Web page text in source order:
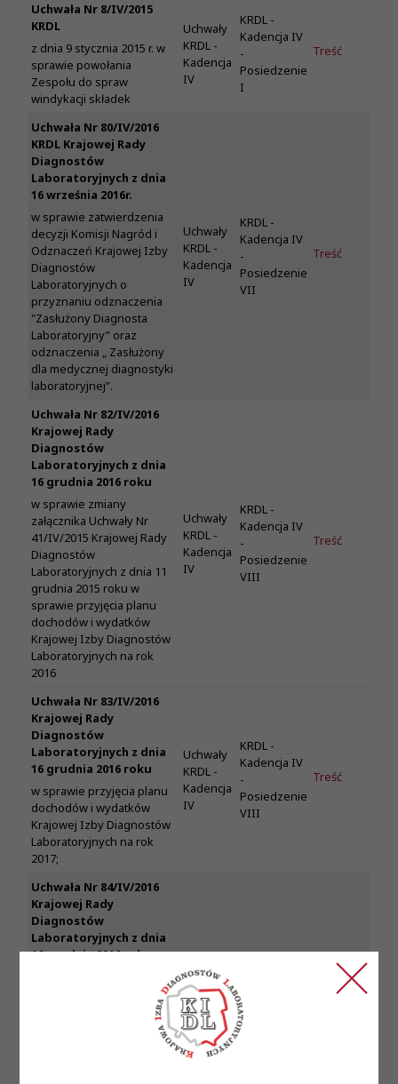
Uchwała Nr 8/IV/2015
KRDL
z dnia 9 stycznia 2015 r. w
sprawie powołania
Zespołu do spraw
windykacji składek
Uchwały
KRDL -
Kadencja
IV
KRDL -
Kadencja IV
-
Posiedzenie
I
Treść
Uchwała Nr 80/IV/2016
KRDL Krajowej Rady
Diagnostów
Laboratoryjnych z dnia
16 września 2016r.
w sprawie zatwierdzenia
decyzji Komisji Nagród i
Odznaczeń Krajowej Izby
Diagnostów
Laboratoryjnych o
przyznaniu odznaczenia
"Zasłużony Diagnosta
Laboratoryjny” oraz
odznaczenia „ Zasłużony
dla medycznej diagnostyki
laboratoryjnej”.
Uchwały
KRDL -
Kadencja
IV
KRDL -
Kadencja IV
-
Posiedzenie
VII
Treść
Uchwała Nr 82/IV/2016
Krajowej Rady
Diagnostów
Laboratoryjnych z dnia
16 grudnia 2016 roku
w sprawie zmiany
załącznika Uchwały Nr
41/IV/2015 Krajowej Rady
Diagnostów
Laboratoryjnych z dnia 11
grudnia 2015 roku w
sprawie przyjęcia planu
dochodów i wydatków
Krajowej Izby Diagnostów
Laboratoryjnych na rok
2016
Uchwały
KRDL -
Kadencja
IV
KRDL -
Kadencja IV
-
Posiedzenie
VIII
Treść
Uchwała Nr 83/IV/2016
Krajowej Rady
Diagnostów
Laboratoryjnych z dnia
16 grudnia 2016 roku
w sprawie przyjęcia planu
dochodów i wydatków
Krajowej Izby Diagnostów
Laboratoryjnych na rok
2017;
Uchwały
KRDL -
Kadencja
IV
KRDL -
Kadencja IV
-
Posiedzenie
VIII
Treść
Uchwała Nr 84/IV/2016
Krajowej Rady
Diagnostów
Laboratoryjnych z dnia
16 grudnia 2016 roku
Uchwały
KRDL -
Kadencja
KRDL -
Kadencja IV